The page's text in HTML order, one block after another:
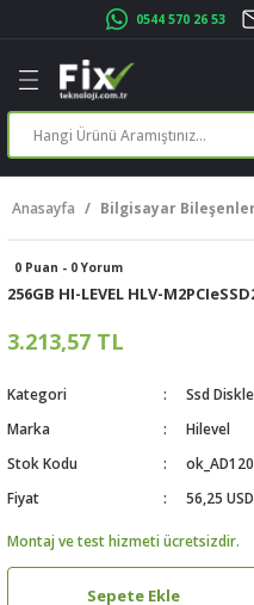
0544 570 26 53
Geri Dön
Geri Dön
Geri Dön
Yazıcı
Geri Dön
Geri Dön
Geri Dön
Geri Dön
Geri Dön
Anasayfa Bilgisayar
0 Puan - 0 Yorum
256GB HI-LEVEL HLV-
3.213,57 TL
Kategori
Ssd
Marka
Hilevel
Stok Kodu
Fiyat
56,25
Montaj ve test hizmeti ücretsizdir.
Sepete Ekle